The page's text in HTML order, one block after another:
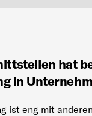
hat
in
ist eng mit